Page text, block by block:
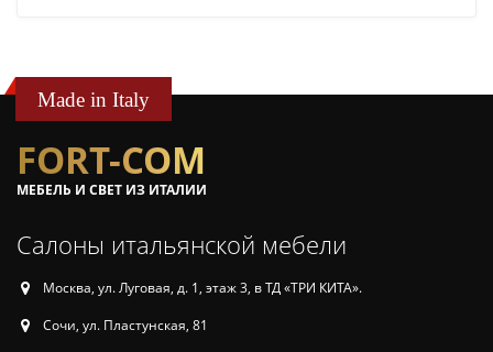
Made in Italy
FORT-COM
МЕБЕЛЬ И СВЕТ ИЗ ИТАЛИИ
Салоны итальянской мебели
Москва, ул. Луговая, д. 1, этаж 3, в ТД «ТРИ КИТА».
Сочи, ул. Пластунская, 81